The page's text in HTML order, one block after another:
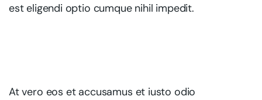
est eligendi optio cumque nihil impedit.
At vero eos et accusamus et iusto odio